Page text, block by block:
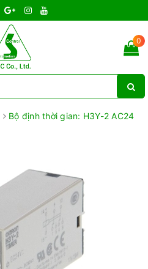
0
Bộ định thời gian: H3Y-2 AC24